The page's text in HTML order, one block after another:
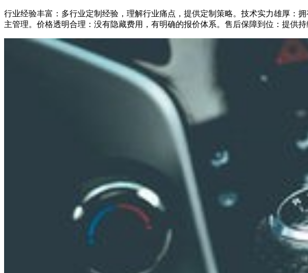
行业经验丰富：多行业定制经验，理解行业痛点，提供定制策略。技术实力雄厚：
主管理。价格透明合理：没有隐藏费用，有明确的报价体系。售后保障到位：提供